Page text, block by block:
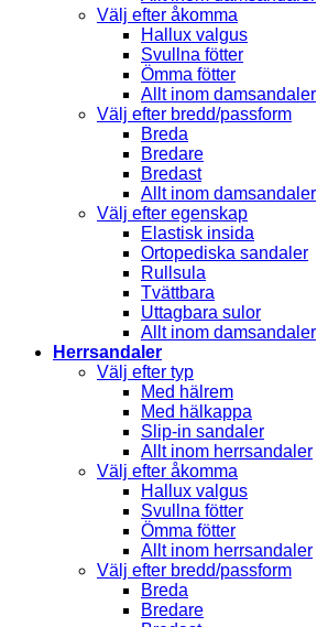
Välj efter åkomma
Hallux valgus
Svullna fötter
Ömma fötter
Allt inom damsandaler
Välj efter bredd/passform
Breda
Bredare
Bredast
Allt inom damsandaler
Välj efter egenskap
Elastisk insida
Ortopediska sandaler
Rullsula
Tvättbara
Uttagbara sulor
Allt inom damsandaler
Herrsandaler
Välj efter typ
Med hälrem
Med hälkappa
Slip-in sandaler
Allt inom herrsandaler
Välj efter åkomma
Hallux valgus
Svullna fötter
Ömma fötter
Allt inom herrsandaler
Välj efter bredd/passform
Breda
Bredare